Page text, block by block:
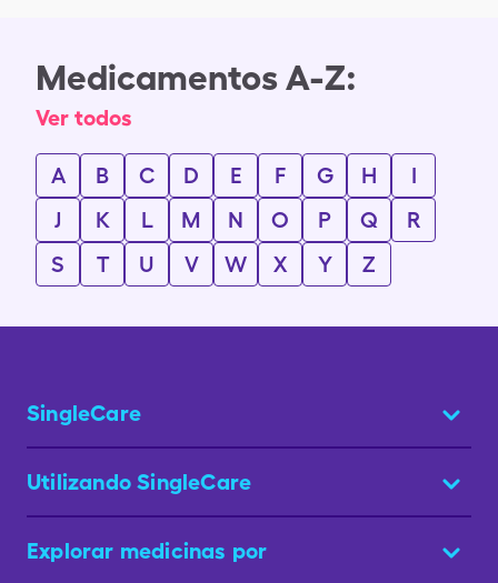
Medicamentos A-Z:
Ver todos
A B C D E F G H
I
J
K L M N O P Q
R
S
T U V W X Y Z
SingleCare
Utilizando SingleCare
Explorar medicinas por